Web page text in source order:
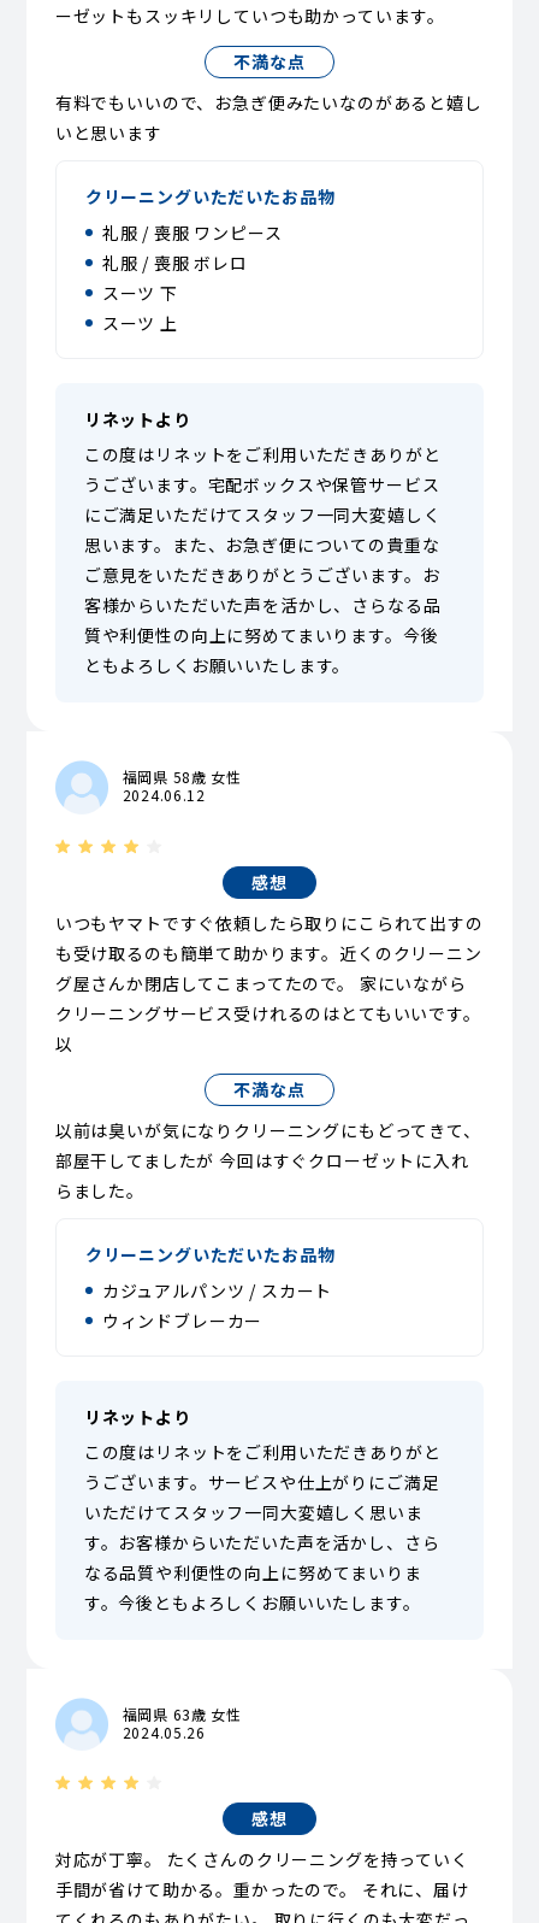
ーゼットもスッキリしていつも助かっています。
不満な点
有料でもいいので、お急ぎ便みたいなのがあると嬉し
いと思います
クリーニングいただいたお品物
礼服 / 喪服 ワンピース
礼服 / 喪服 ボレロ
スーツ 下
スーツ 上
リネットより
この度はリネットをご利用いただきありがと
うございます。宅配ボックスや保管サービス
にご満足いただけてスタッフ一同大変嬉しく
思います。また、お急ぎ便についての貴重な
ご意見をいただきありがとうございます。お
客様からいただいた声を活かし、さらなる品
質や利便性の向上に努めてまいります。今後
ともよろしくお願いいたします。
福岡県 58歳 女性
2024.06.12
感想
いつもヤマトですぐ依頼したら取りにこられて出すの
も受け取るのも簡単て助かります。近くのクリーニン
グ屋さんか閉店してこまってたので。 家にいながら
クリーニングサービス受けれるのはとてもいいです。
以
不満な点
以前は臭いが気になりクリーニングにもどってきて、
部屋干してましたが 今回はすぐクローゼットに入れ
らました。
クリーニングいただいたお品物
カジュアルパンツ / スカート
ウィンドブレーカー
リネットより
この度はリネットをご利用いただきありがと
うございます。サービスや仕上がりにご満足
いただけてスタッフ一同大変嬉しく思いま
す。お客様からいただいた声を活かし、さら
なる品質や利便性の向上に努めてまいりま
す。今後ともよろしくお願いいたします。
福岡県 63歳 女性
2024.05.26
感想
対応が丁寧。 たくさんのクリーニングを持っていく
手間が省けて助かる。重かったので。 それに、届け